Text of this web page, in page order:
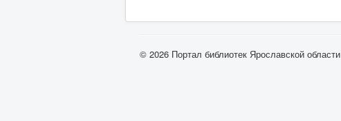
© 2026 Портал библиотек Ярославской области